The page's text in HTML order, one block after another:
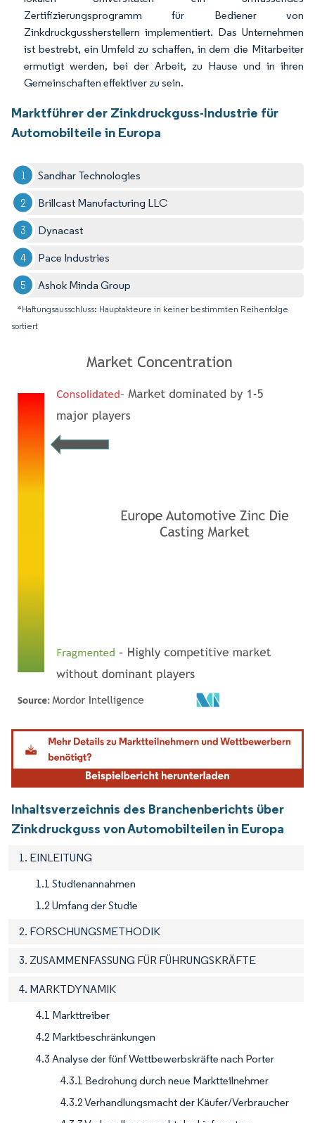
Zertifizierungsprogramm für Bediener von
Zinkdruckgussherstellern implementiert. Das Unternehmen
ist bestrebt, ein Umfeld zu schaffen, in dem die Mitarbeiter
ermutigt werden, bei der Arbeit, zu Hause und in ihren
Gemeinschaften effektiver zu sein.
Marktführer der Zinkdruckguss-Industrie für
Automobilteile in Europa
Sandhar Technologies
Brillcast Manufacturing LLC
Dynacast
Pace Industries
Ashok Minda Group
*Haftungsausschluss: Hauptakteure in keiner bestimmten Reihenfolge
sortiert
Bild © Mordor Intelligence. Wiederverwendung erfordert Namensnennung gemäß
Inhaltsverzeichnis des Branchenberichts über
Zinkdruckguss von Automobilteilen in Europa
1. EINLEITUNG
1.1 Studienannahmen
1.2 Umfang der Studie
2. FORSCHUNGSMETHODIK
3. ZUSAMMENFASSUNG FÜR FÜHRUNGSKRÄFTE
4. MARKTDYNAMIK
4.1 Markttreiber
4.2 Marktbeschränkungen
4.3 Analyse der fünf Wettbewerbskräfte nach Porter
4.3.1 Bedrohung durch neue Marktteilnehmer
4.3.2 Verhandlungsmacht der Käufer/Verbraucher